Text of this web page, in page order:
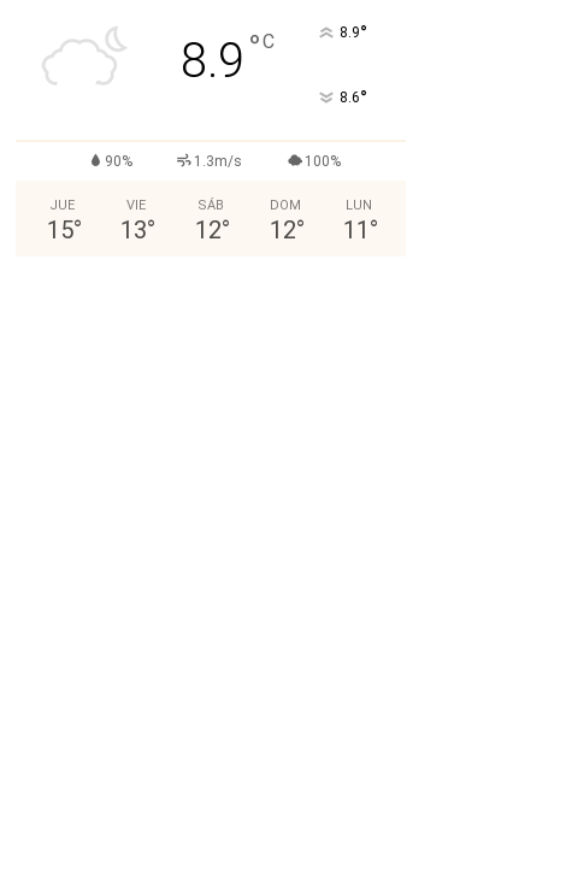
8.9 °C 8.9°
8.6°
90% 1.3m/s 100%
JUE
15°
VIE
13°
SÁB
12°
DOM
12°
LUN
11 °